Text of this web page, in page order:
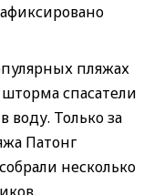
пляжах
спасатели
воду. Только за
Патонг
несколько